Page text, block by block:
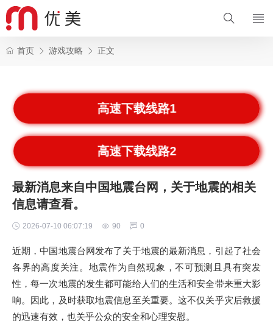
首页 游戏攻略 正文
高速下载线路1
高速下载线路2
最新消息来自中国地震台网，关于地震的相关
信息请查看。
2026-07-10 06:07:19 90 0
近期，中国地震台网发布了关于地震的最新消息，引起了社会
各界的高度关注。地震作为自然现象，不可预测且具有突发
性，每一次地震的发生都可能给人们的生活和安全带来重大影
响。因此，及时获取地震信息至关重要。这不仅关乎灾后救援
的迅速有效，也关乎公众的安全和心理安慰。